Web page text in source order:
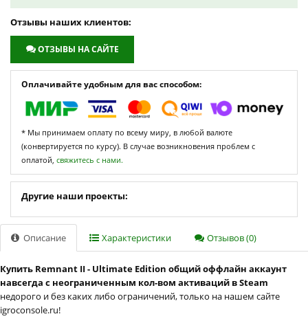
Отзывы наших клиентов:
ОТЗЫВЫ НА САЙТЕ
Оплачивайте удобным для вас способом:
* Мы принимаем оплату по всему миру, в любой валюте
(конвертируется по курсу). В случае возникновения проблем с
оплатой, свяжитесь с нами.
Другие наши проекты:
Описание Характеристики Отзывов (0)
Купить Remnant II - Ultimate Edition общий оффлайн аккаунт
навсегда с неограниченным кол-вом активаций в Steam
недорого и без каких либо ограничений, только на нашем сайте
igroconsole.ru!